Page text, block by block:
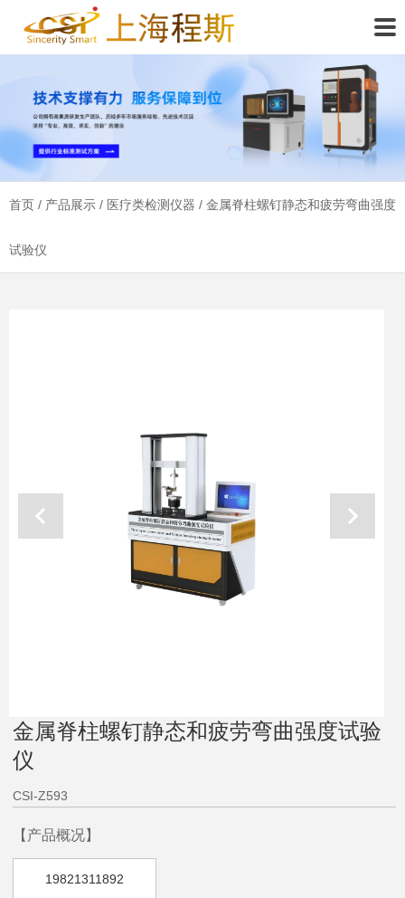
首页 / 产品展示 / 医疗类检测仪器 / 金属脊柱螺钉静态和疲劳弯曲强度
试验仪
金属脊柱螺钉静态和疲劳弯曲强度试验
仪
CSI-Z593
【产品概况】
19821311892